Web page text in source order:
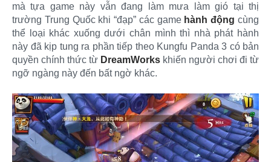
mà tựa game này vẫn đang làm mưa làm gió tại thị
trường Trung Quốc khi “đạp” các game hành động cùng
thể loại khác xuống dưới chân mình thì nhà phát hành
này đã kịp tung ra phần tiếp theo Kungfu Panda 3 có bản
quyền chính thức từ DreamWorks khiến người chơi đi từ
ngỡ ngàng này đến bất ngờ khác.